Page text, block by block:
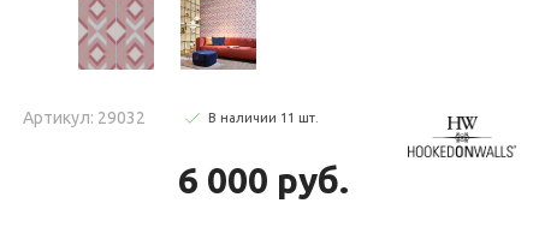
Артикул: 29032 В наличии 11 шт
6 000 руб.